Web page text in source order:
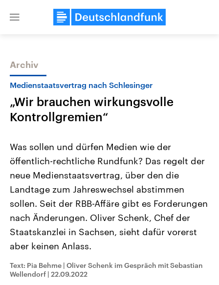
Close
Themen
Aktuelle Beiträge, Analysen und
Hintergründe
Wirtschaftlich und militärisch
gehören die Vereinigten Staaten zu
den mächtigsten Ländern der Erde,
mit großem Einfluss auf das
aktuelle Weltgeschehen.
Nahostkonflikt
Aktuelle Lage und
Der Überfall der
Terrororganisation Hamas
Oktober 2023 auf Israel
Region wieder die Gewalt
Israel möchte die Hamas
Libanon vom Iran
Sendungen Programm
Audio-Archiv
Archiv
Medienstaatsvertrag nach Schlesinger
„Wir brauchen wirkungsvolle
Kontrollgremien“
Was sollen und dürfen Medien wie der
öffentlich-rechtliche Rundfunk? Das regelt der
neue Medienstaatsvertrag, über den die
Landtage zum Jahreswechsel abstimmen
sollen. Seit der RBB-Affäre gibt es Forderungen
nach Änderungen. Oliver Schenk, Chef der
Staatskanzlei in Sachsen, sieht dafür vorerst
aber keinen Anlass.
Text: Pia Behme | Oliver Schenk im Gespräch mit Sebastian
Wellendorf | 22.09.2022